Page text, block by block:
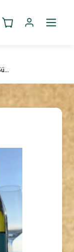
Bianco Peccatore - Weiße Sünderin | weißer Sünder